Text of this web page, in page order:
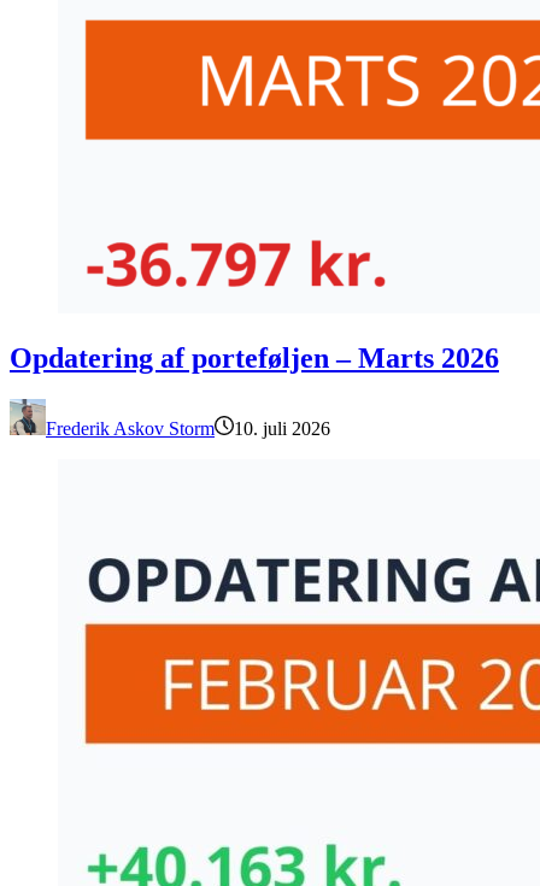
Opdatering af porteføljen – Marts 2026
Frederik Askov Storm 10. juli 2026